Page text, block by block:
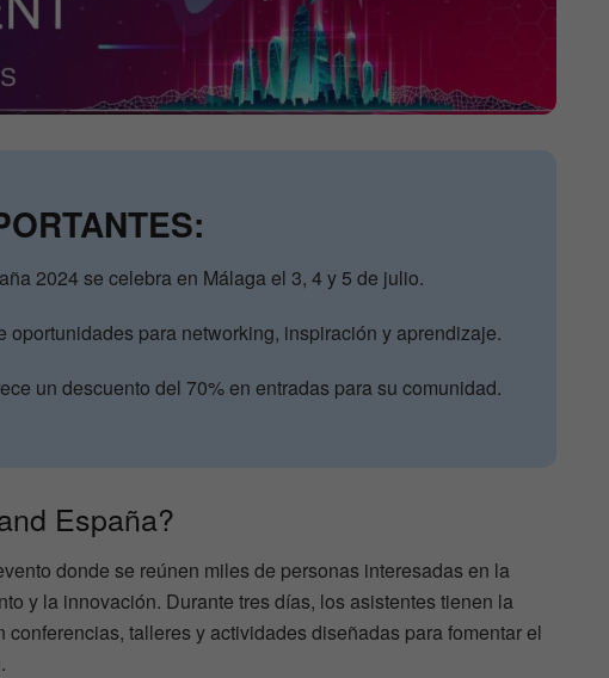
2024 se celebra en Málaga el 3, 4 y 5 de julio.
oportunidades para networking, inspiración y aprendizaje.
un descuento del 70% en entradas para su comunidad.
España?
donde se reúnen miles de personas interesadas en la
y la innovación. Durante tres días, los asistentes tienen la
conferencias, talleres y actividades diseñadas para fomentar el